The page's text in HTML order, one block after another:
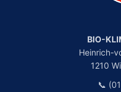
BIO-
Heinrich-
1210
📞